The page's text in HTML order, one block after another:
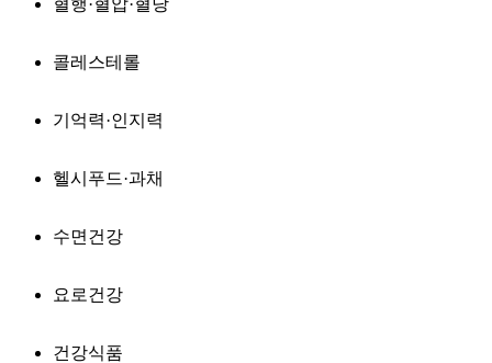
콜레스테롤
기억력·인지력
헬시푸드·과채
수면건강
요로건강
건강식품